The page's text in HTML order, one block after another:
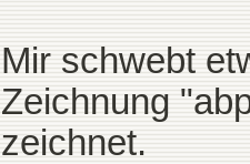
Mir schwebt
Zeichnung
zeichnet.